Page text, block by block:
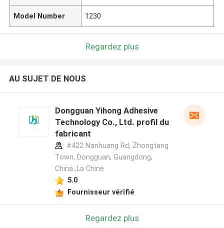
Model Number 1230
Regardez plus
AU SUJET DE NOUS
Dongguan Yihong Adhesive
Technology Co., Ltd. profil du
fabricant
#422 Nanhuang Rd, Zhongtang
Town, Dongguan, Guangdong,
China ,La Chine
5.0
Fournisseur vérifié
Regardez plus